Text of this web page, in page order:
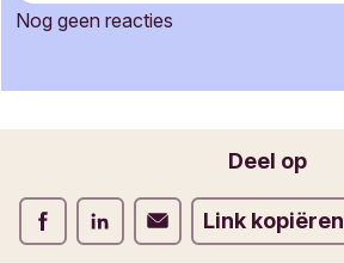
c
e
m
u
l
Nog geen reacties
Deel op
Deel op Facebook
Deel op LinkedInDeel op Verstuur per email
Link kopiëren